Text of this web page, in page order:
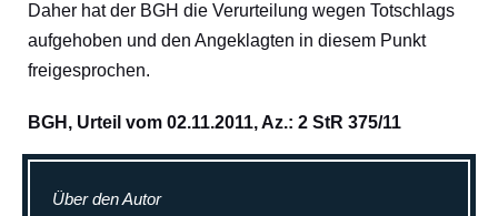
Daher hat der BGH die Verurteilung wegen Totschlags
aufgehoben und den Angeklagten in diesem Punkt
freigesprochen.
BGH, Urteil vom 02.11.2011, Az.: 2 StR 375/11
Über den Autor